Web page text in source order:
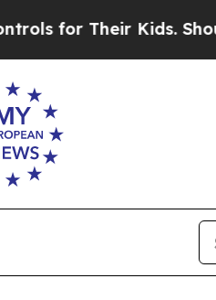
Kids. Should the